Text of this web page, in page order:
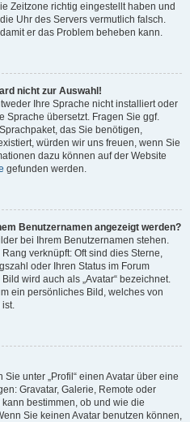
Zeitzone richtig eingestellt haben und
Uhr des Servers vermutlich falsch.
er das Problem beheben kann.
nicht zur Auswahl!
Ihre Sprache nicht installiert oder
Sprache übersetzt. Fragen Sie ggf.
das Sie benötigen,
würden wir uns freuen, wenn Sie
dazu können auf der Website
gefunden werden.
Benutzernamen angezeigt werden?
bei Ihrem Benutzernamen stehen.
verknüpft: Oft sind dies Sterne,
oder Ihren Status im Forum
wird auch als „Avatar“ bezeichnet.
ein persönliches Bild, welches von
ist.
unter „Profil“ einen Avatar über eine
Gravatar, Galerie, Remote oder
bestimmen, ob und wie die
Sie keinen Avatar benutzen können,